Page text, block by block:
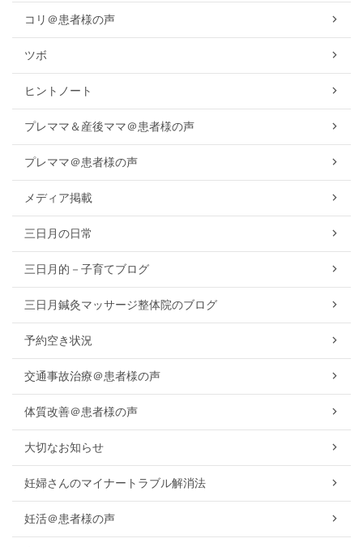
コリ＠患者様の声
ツボ
ヒントノート
プレママ＆産後ママ＠患者様の声
プレママ＠患者様の声
メディア掲載
三日月の日常
三日月的－子育てブログ
三日月鍼灸マッサージ整体院のブログ
予約空き状況
交通事故治療＠患者様の声
体質改善＠患者様の声
大切なお知らせ
妊婦さんのマイナートラブル解消法
妊活＠患者様の声